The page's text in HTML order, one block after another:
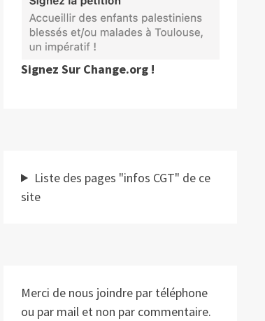
Signez Sur Change.org !
Liste des pages "infos CGT" de ce
site
Merci de nous joindre par téléphone
ou par mail et non par commentaire.